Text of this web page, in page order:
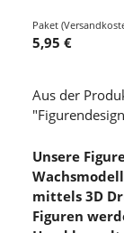
Paket
5,95 €
Aus der
Unsere
mittels 3D
Figuren